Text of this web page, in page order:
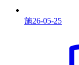
施26-05-25